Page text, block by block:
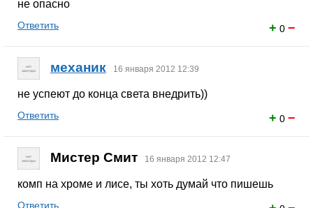
не опасно
+ 0 −
Ответить
механик 16 января 2012 12:39
не успеют до конца света внедрить))
+ 0 −
Ответить
Мистер Смит 16 января 2012 12:47
комп на хроме и лисе, ты хоть думай что пишешь
Ответить